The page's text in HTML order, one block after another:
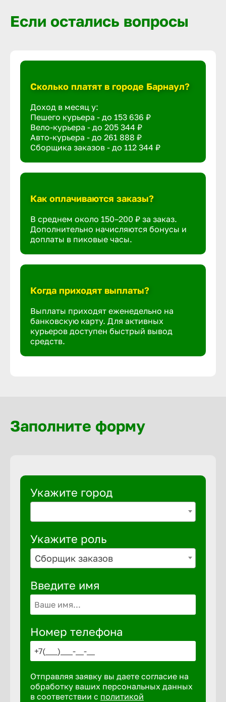
Если остались вопросы
Сколько платят в городе Барнаул?
Доход в месяц у:
Пешего курьера - до 153 636 ₽
Вело-курьера - до 205 344 ₽
Авто-курьера - до 261 888 ₽
Сборщика заказов - до 112 344 ₽
Как оплачиваются заказы?
В среднем около 150–200 ₽ за заказ.
Дополнительно начисляются бонусы и
доплаты в пиковые часы.
Когда приходят выплаты?
Выплаты приходят еженедельно на
банковскую карту. Для активных
курьеров доступен быстрый вывод
средств.
Заполните форму
Укажите город
Укажите роль
Сборщик заказов
Введите имя
Номер телефона
Отправляя заявку вы даете согласие на
обработку ваших персональных данных
в соответствии с политикой